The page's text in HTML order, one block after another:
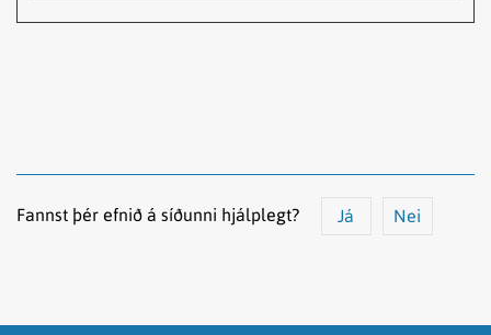
Fannst þér efnið á síðunni hjálplegt? Já Nei